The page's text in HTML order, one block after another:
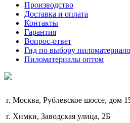
Производство
Доставка и оплата
Контакты
Гарантия
Вопрос-ответ
Гид по выбору
Пиломатериалы оптом
г. Москва, Рублевское шоссе, дом
г. Химки, Заводская улица, 2Б